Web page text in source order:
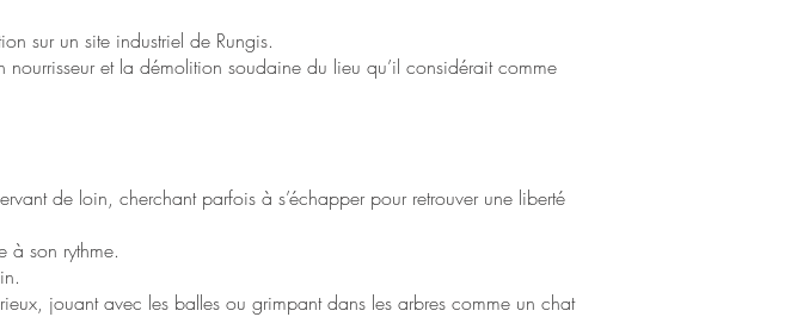
sur un site industriel de Rungis.
et la démolition soudaine du lieu qu’il considérait comme
de loin, cherchant parfois à s’échapper pour retrouver une liberté
à son rythme.
jouant avec les balles ou grimpant dans les arbres comme un chat